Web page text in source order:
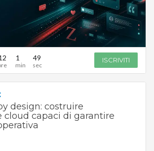
1 48 ISCRIVITI
design: costruire
cloud capaci di garantire